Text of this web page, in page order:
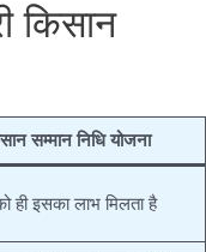
किसान
सम्मान निधि योजना
ही इसका लाभ मिलता है